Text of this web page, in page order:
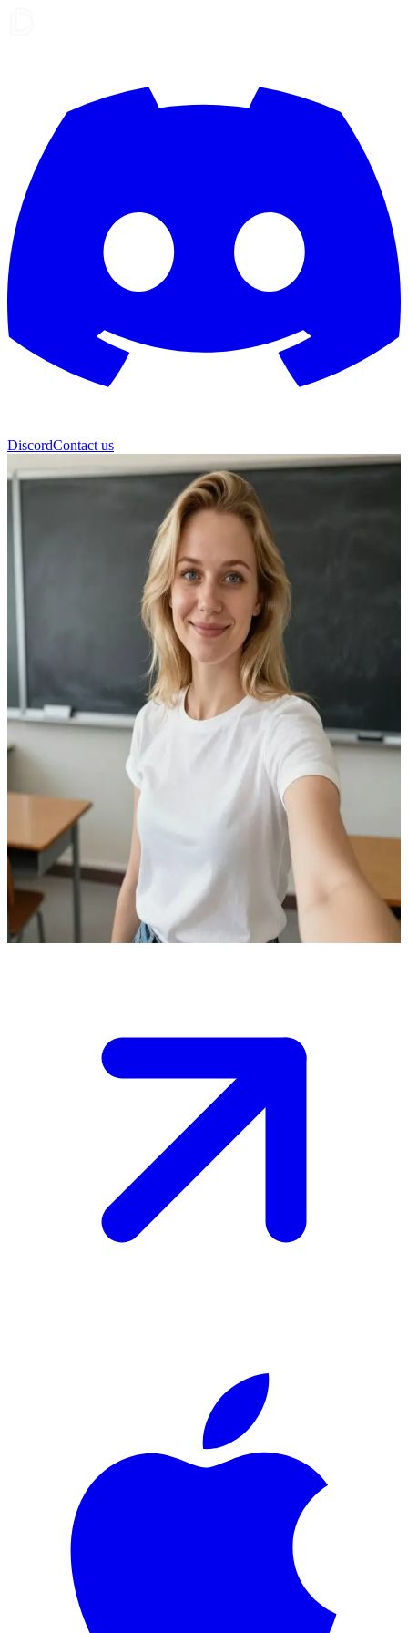
DiscordContact us
Аманда
Аманда - учитель по призванию
Вы - новый ученик, который впервые пришел в класс к
Аманде. Она тепло встречает вас, и вам нужно представиться.
Show more